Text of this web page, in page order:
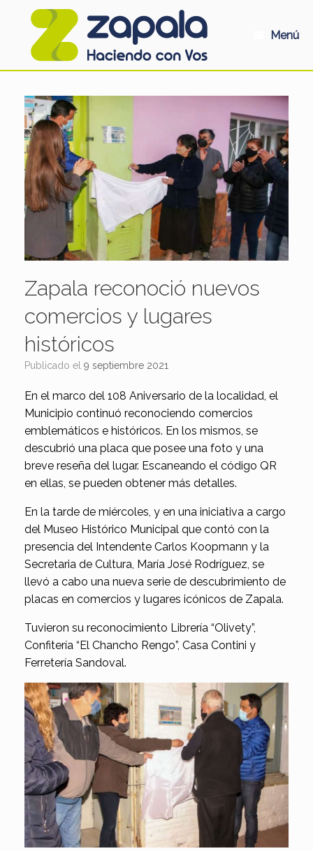
Menú
Zapala reconoció nuevos
comercios y lugares
históricos
Publicado el 9 septiembre 2021
En el marco del 108 Aniversario de la localidad, el
Municipio continuó reconociendo comercios
emblemáticos e históricos. En los mismos, se
descubrió una placa que posee una foto y una
breve reseña del lugar. Escaneando el código QR
en ellas, se pueden obtener más detalles.
En la tarde de miércoles, y en una iniciativa a cargo
del Museo Histórico Municipal que contó con la
presencia del Intendente Carlos Koopmann y la
Secretaria de Cultura, María José Rodríguez, se
llevó a cabo una nueva serie de descubrimiento de
placas en comercios y lugares icónicos de Zapala.
Tuvieron su reconocimiento Librería “Olivety”,
Confitería “El Chancho Rengo”, Casa Contini y
Ferretería Sandoval.